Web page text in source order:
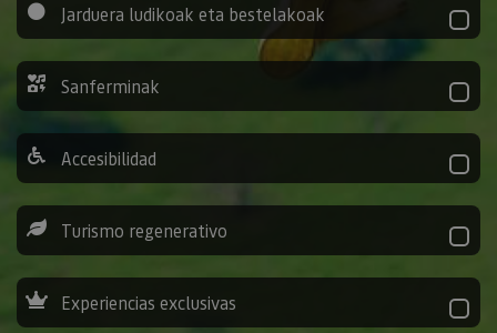
Jarduera ludikoak eta bestelakoak
Sanferminak
Accesibilidad
Turismo regenerativo
Experiencias exclusivas